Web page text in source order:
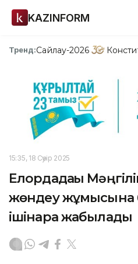
KAZINFORM
Тренд:Сайлау-2026
15:35, 18 Сәуір 2025
Елордадағы
жөндеу жұмысына
ішінара жабылады